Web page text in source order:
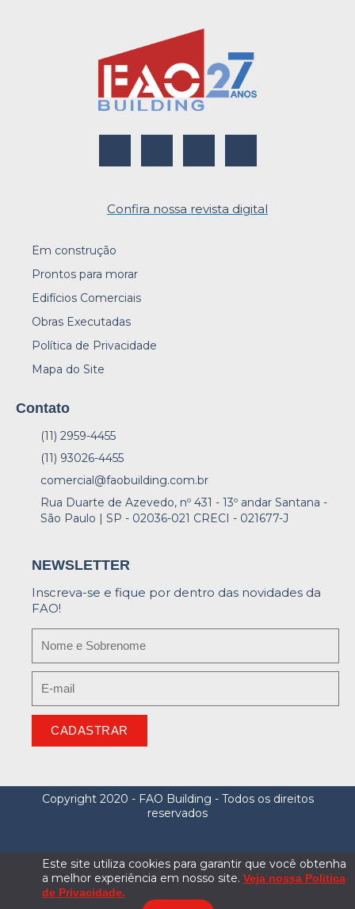
Confira nossa revista digital
Em construção
Prontos para morar
Edifícios Comerciais
Obras Executadas
Política de Privacidade
Mapa do Site
Contato
(11) 2959-4455
(11) 93026-4455
comercial@faobuilding.com.br
Rua Duarte de Azevedo, nº 431 - 13º andar Santana -
São Paulo | SP - 02036-021 CRECI - 021677-J
NEWSLETTER
Inscreva-se e fique por dentro das novidades da
FAO!
CADASTRAR
Copyright 2020 - FAO Building - Todos os direitos
reservados
Este site utiliza cookies para garantir que você obtenha
a melhor experiência em nosso site. Veja nossa Politica
de Privacidade.